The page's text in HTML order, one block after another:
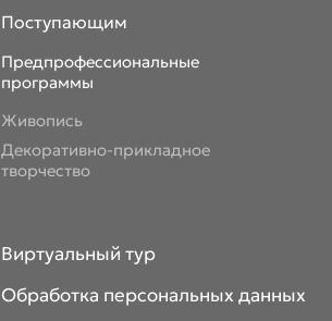
Поступающим
Предпрофессиональные
программы
Живопись
Декоративно-прикладное
творчество
Виртуальный тур
Обработка персональных данных